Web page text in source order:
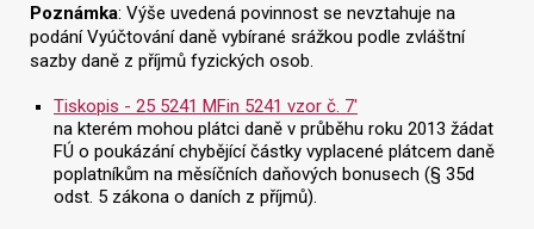
Poznámka: Výše uvedená povinnost se nevztahuje na
podání Vyúčtování daně vybírané srážkou podle zvláštní
sazby daně z příjmů fyzických osob.
Tiskopis - 25 5241 MFin 5241 vzor č. 7'
na kterém mohou plátci daně v průběhu roku 2013 žádat
FÚ o poukázání chybějící částky vyplacené plátcem daně
poplatníkům na měsíčních daňových bonusech (§ 35d
odst. 5 zákona o daních z příjmů).